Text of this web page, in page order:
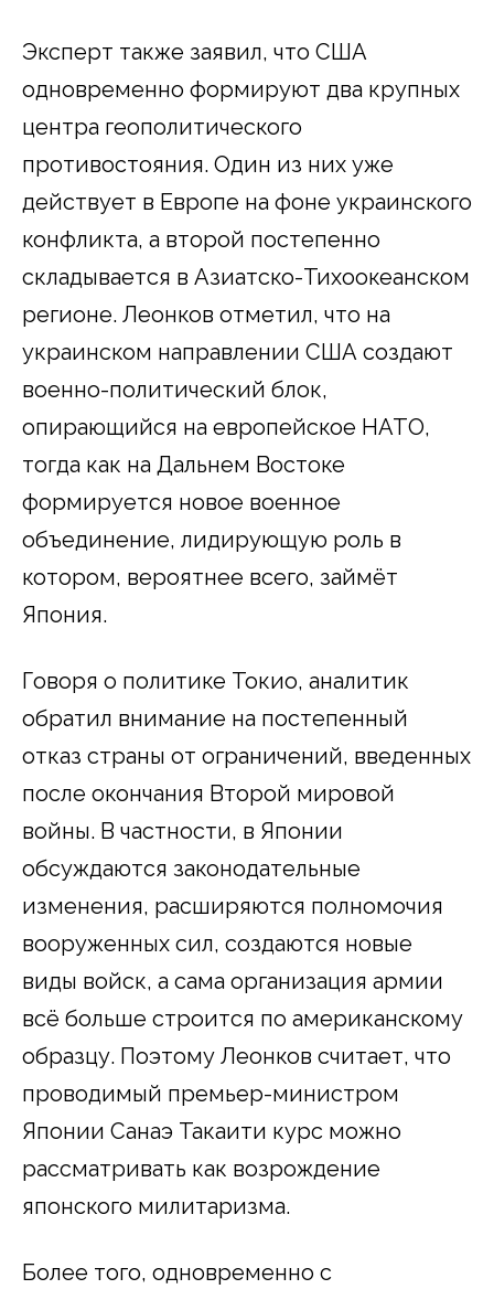
Эксперт также заявил, что США
одновременно формируют два крупных
центра геополитического
противостояния. Один из них уже
действует в Европе на фоне украинского
конфликта, а второй постепенно
складывается в Азиатско-Тихоокеанском
регионе. Леонков отметил, что на
украинском направлении США создают
военно-политический блок,
опирающийся на европейское НАТО,
тогда как на Дальнем Востоке
формируется новое военное
объединение, лидирующую роль в
котором, вероятнее всего, займёт
Япония.
Говоря о политике Токио, аналитик
обратил внимание на постепенный
отказ страны от ограничений, введенных
после окончания Второй мировой
войны. В частности, в Японии
обсуждаются законодательные
изменения, расширяются полномочия
вооруженных сил, создаются новые
виды войск, а сама организация армии
всё больше строится по американскому
образцу. Поэтому Леонков считает, что
проводимый премьер-министром
Японии Санаэ Такаити курс можно
рассматривать как возрождение
японского милитаризма.
Более того, одновременно с